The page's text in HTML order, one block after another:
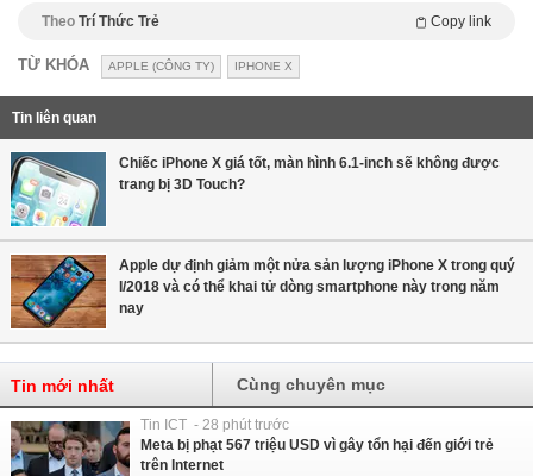
Theo Trí Thức Trẻ Copy link
TỪ KHÓA APPLE (CÔNG TY) IPHONE X
Tin liên quan
Chiếc iPhone X giá tốt, màn hình 6.1-inch sẽ không được
trang bị 3D Touch?
Apple dự định giảm một nửa sản lượng iPhone X trong quý
I/2018 và có thể khai tử dòng smartphone này trong năm
nay
Tin mới nhất Cùng chuyên mục
Tin ICT - 28 phút trước
Meta bị phạt 567 triệu USD vì gây tổn hại đến giới trẻ
trên Internet